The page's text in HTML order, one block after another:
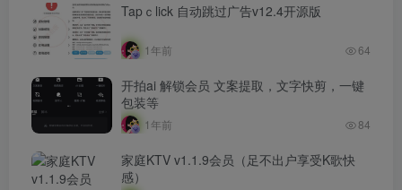
Tapｃlick 自动跳过广告v12.4开源版
1年前 64
开拍ai 解锁会员 文案提取，文字快剪，一键
包装等
1年前 84
家庭KTV v1.1.9会员（足不出户享受K歌快
感）